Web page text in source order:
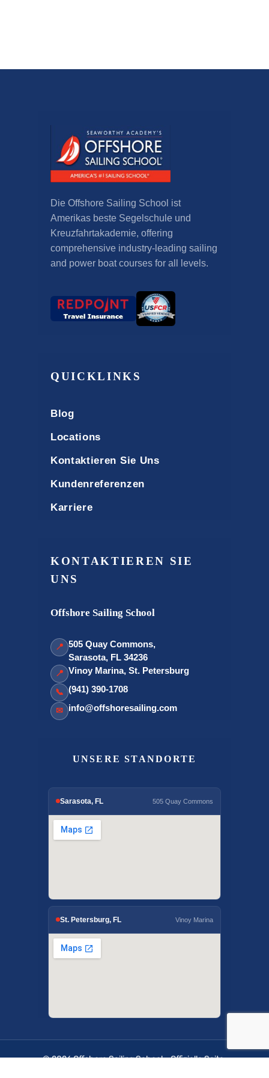
Die Offshore Sailing School ist
Amerikas beste Segelschule und
Kreuzfahrtakademie, offering
comprehensive industry-leading sailing
and power boat courses for all levels.
QUICKLINKS
Blog
Locations
Kontaktieren Sie Uns
Kundenreferenzen
Karriere
KONTAKTIEREN SIE
UNS
Offshore Sailing School
📍 505 Quay Commons,
Sarasota, FL 34236
📍 Vinoy Marina, St. Petersburg
📞 (941) 390-1708
✉ info@offshoresailing.com
UNSERE STANDORTE
Sarasota, FL 505 Quay Commons
St. Petersburg, FL Vinoy Marina
© 2026 Offshore Sailing School - Offizielle Seite.